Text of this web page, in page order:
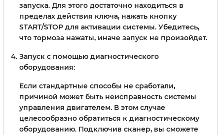
запуска. Для этого достаточно находиться в
пределах действия ключа, нажать кнопку
START/STOP для активации системы. Убедитесь,
что тормоза нажаты, иначе запуск не произойдет.
Запуск с помощью диагностического
оборудования:
Если стандартные способы не сработали,
причиной может быть неисправность системы
управления двигателем. В этом случае
целесообразно обратиться к диагностическому
оборудованию. Подключив сканер, вы сможете